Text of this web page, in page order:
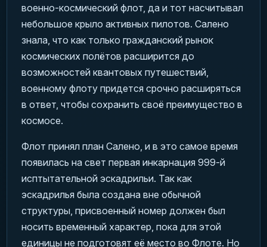
военно-космический флот, да и тот насчитывал
небольшое крыло активных пилотов. Салено
знала, что как только гражданский рынок
космических полётов расширится до
возможностей квантовых путешествий,
военному флоту придется срочно расширяться
в ответ, чтобы сохранить своё преимущество в
космосе.
Флот принял план Салено, и в это самое время
появилась на свет первая инкарнация 999-й
исптытательной эскадрильи. Так как
эскадрилья была создана вне обычной
структуры, присвоенный номер должен был
носить временный характер, пока для этой
единицы не подготовят её место во Флоте. Но